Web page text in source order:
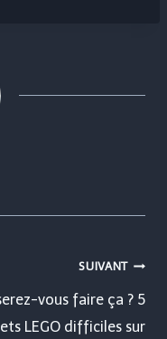
SUIVANT
vous faire ça ? 5
LEGO difficiles sur